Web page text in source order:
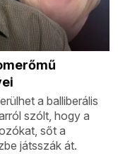
a balliberális
szólt, hogy a
sőt a
játsszák át.